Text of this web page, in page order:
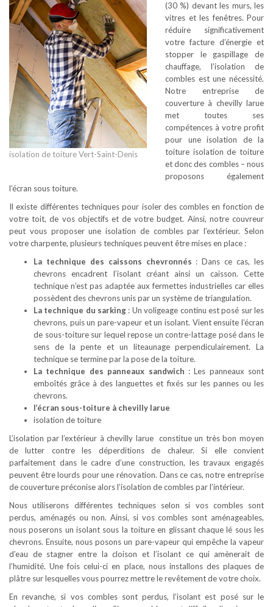
isolation de toiture Vert-Saint-Denis
(30 %) devant les murs, les
vitres et les fenêtres. Pour
réduire significativement
votre facture d’énergie et
stopper le gaspillage de
chauffage, l’isolation de
combles est une nécessité.
Notre entreprise de
couverture à chevilly larue
met toutes ses
compétences à votre profit
pour une isolation de la
toiture isolation de toiture
et donc des combles – nous
proposons également
l’écran sous toiture.
Il existe différentes techniques pour isoler des combles en fonction de
votre toit, de vos objectifs et de votre budget. Ainsi, notre couvreur
peut vous proposer une isolation de combles par l’extérieur. Selon
votre charpente, plusieurs techniques peuvent être mises en place :
La technique des caissons chevronnés : Dans ce cas, les
chevrons encadrent l’isolant créant ainsi un caisson. Cette
technique n’est pas adaptée aux fermettes industrielles car elles
possèdent des chevrons unis par un système de triangulation.
La technique du sarking : Un voligeage continu est posé sur les
chevrons, puis un pare-vapeur et un isolant. Vient ensuite l’écran
de sous-toiture sur lequel repose un contre-lattage posé dans le
sens de la pente et un liteaunage perpendiculairement. La
technique se termine par la pose de la toiture.
La technique des panneaux sandwich : Les panneaux sont
emboîtés grâce à des languettes et fixés sur les pannes ou les
chevrons.
l’écran sous-toiture à chevilly larue
isolation de toiture
L’isolation par l’extérieur à chevilly larue constitue un très bon moyen
de lutter contre les déperditions de chaleur. Si elle convient
parfaitement dans le cadre d’une construction, les travaux engagés
peuvent être lourds pour une rénovation. Dans ce cas, notre entreprise
de couverture préconise alors l’isolation de combles par l’intérieur.
Nous utiliserons différentes techniques selon si vos combles sont
perdus, aménagés ou non. Ainsi, si vos combles sont aménageables,
nous poserons un isolant sous la toiture en glissant chaque lé sous les
chevrons. Ensuite, nous posons un pare-vapeur qui empêche la vapeur
d’eau de stagner entre la cloison et l’isolant ce qui amènerait de
l’humidité. Une fois celui-ci en place, nous installons des plaques de
plâtre sur lesquelles vous pourrez mettre le revêtement de votre choix.
En revanche, si vos combles sont perdus, l’isolant est posé sur le